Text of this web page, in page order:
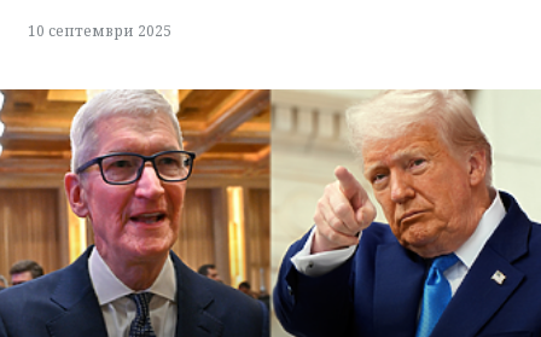
10 септември 2025